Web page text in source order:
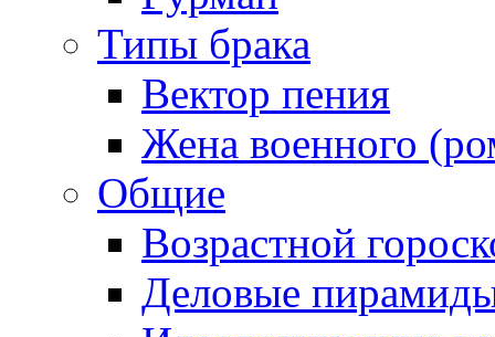
Типы брака
Вектор пения
Жена военного
Общие
Возрастной
Деловые